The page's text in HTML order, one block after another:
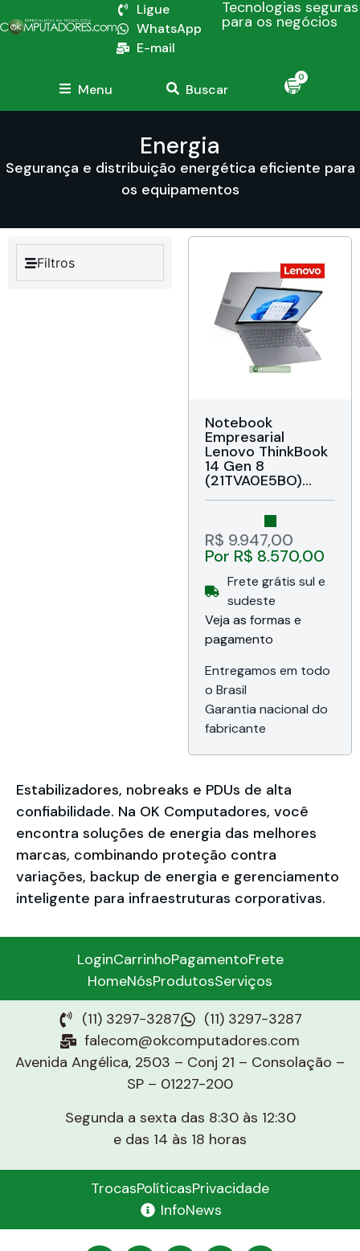
Ligue
WhatsApp
E-mail
Tecnologias seguras
para os negócios
Menu Buscar
0
Energia
Segurança e distribuição energética eficiente para
os equipamentos
Filtros
Notebook
Empresarial
Lenovo ThinkBook
14 Gen 8
(21TVA0E5BO)
Intel Core
4.6GHz, 16GB
DDR5‑5200, SSD
256GB NVMe, Tela
LED IPS de 14″,
Webcam FHD
1080p c/ privacy
shutter, Biometria,
Áudio Dolby Audio,
Rede Gigabit /
5.3, USB / USB‑C /
Thunderbolt 4 /
HDMI / RJ‑45 /
ComboJack /
Leitor SD,
Cinza Ártico,
meses Premier
Lenovo Brasil
R$ 9.947,00
Por R$ 8.570,00
Frete grátis sul e
sudeste
Veja as formas e
pagamento
Entregamos em todo
o Brasil
Garantia nacional do
fabricante
Estabilizadores, nobreaks e PDUs de alta
confiabilidade. Na OK Computadores, você
encontra soluções de energia das melhores
marcas, combinando proteção contra
variações, backup de energia e gerenciamento
inteligente para infraestruturas corporativas.
LoginCarrinhoPagamentoFrete
HomeNósProdutosServiços
(11) 3297-3287
(11) 3297-3287
falecom@okcomputadores.com
Avenida Angélica, 2503 – Conj 21 – Consolação –
SP – 01227-200
Segunda a sexta das 8:30 às 12:30
e das 14 às 18 horas
TrocasPolíticasPrivacidade
InfoNews